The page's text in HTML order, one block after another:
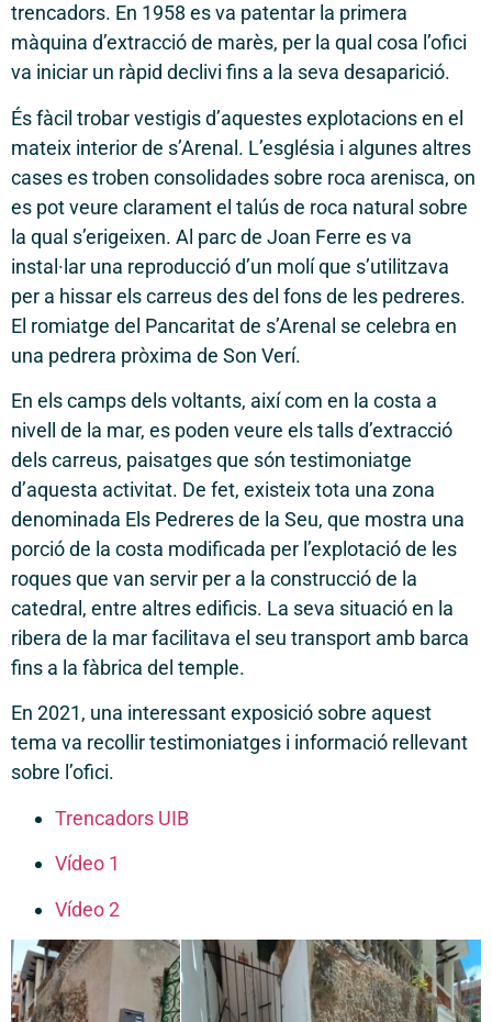
trencadors. En 1958 es va patentar la primera
màquina d’extracció de marès, per la qual cosa l’ofici
va iniciar un ràpid declivi fins a la seva desaparició.
És fàcil trobar vestigis d’aquestes explotacions en el
mateix interior de s’Arenal. L’església i algunes altres
cases es troben consolidades sobre roca arenisca, on
es pot veure clarament el talús de roca natural sobre
la qual s’erigeixen. Al parc de Joan Ferre es va
instal·lar una reproducció d’un molí que s’utilitzava
per a hissar els carreus des del fons de les pedreres.
El romiatge del Pancaritat de s’Arenal se celebra en
una pedrera pròxima de Son Verí.
En els camps dels voltants, així com en la costa a
nivell de la mar, es poden veure els talls d’extracció
dels carreus, paisatges que són testimoniatge
d’aquesta activitat. De fet, existeix tota una zona
denominada Els Pedreres de la Seu, que mostra una
porció de la costa modificada per l’explotació de les
roques que van servir per a la construcció de la
catedral, entre altres edificis. La seva situació en la
ribera de la mar facilitava el seu transport amb barca
fins a la fàbrica del temple.
En 2021, una interessant exposició sobre aquest
tema va recollir testimoniatges i informació rellevant
sobre l’ofici.
Trencadors UIB
Vídeo 1
Vídeo 2